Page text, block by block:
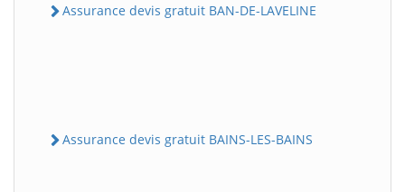
Assurance devis gratuit BAN-DE-LAVELINE
Assurance devis gratuit BAINS-LES-BAINS